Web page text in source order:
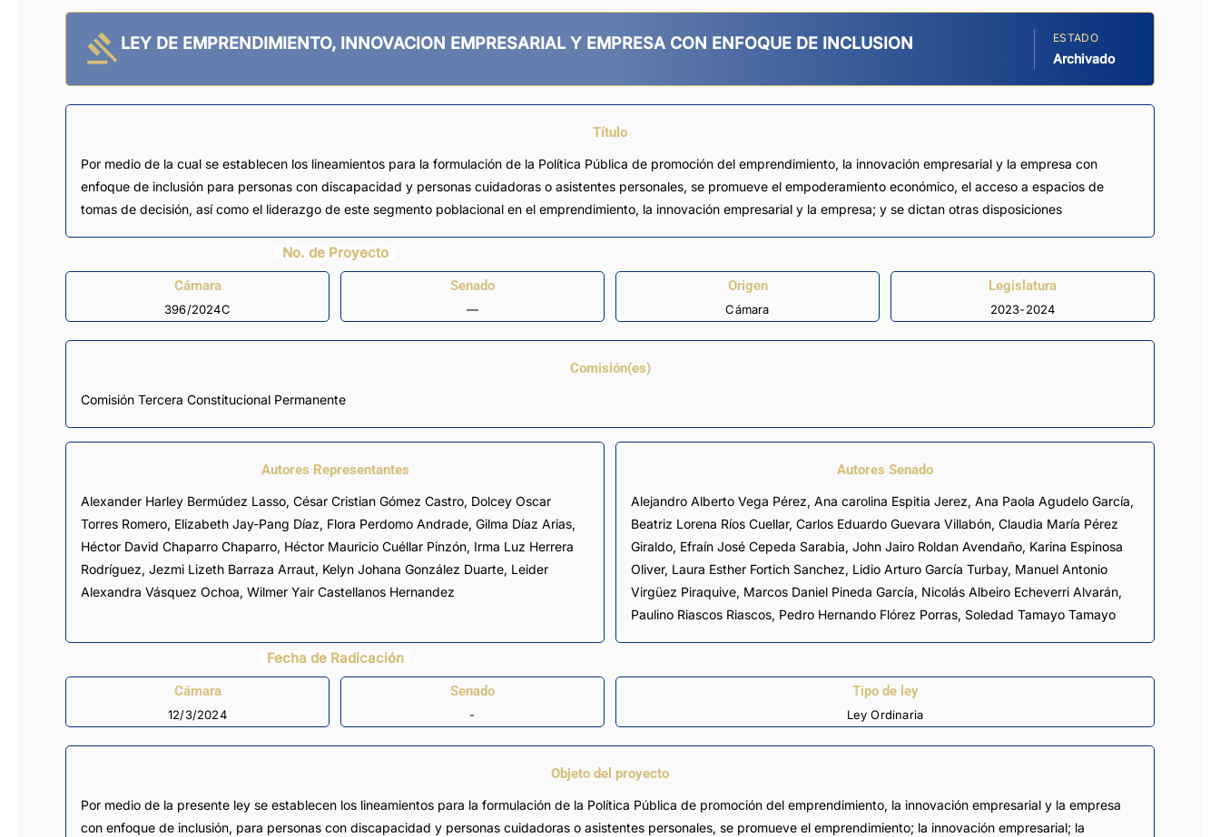
LEY DE EMPRENDIMIENTO, INNOVACION EMPRESARIAL Y EMPRESA CON ENFOQUE DE INCLUSION ESTADO
Archivado
Título
Por medio de la cual se establecen los lineamientos para la formulación de la Política Pública de promoción del emprendimiento, la innovación empresarial y la empresa con
enfoque de inclusión para personas con discapacidad y personas cuidadoras o asistentes personales, se promueve el empoderamiento económico, el acceso a espacios de
tomas de decisión, así como el liderazgo de este segmento poblacional en el emprendimiento, la innovación empresarial y la empresa; y se dictan otras disposiciones
No. de Proyecto
Cámara
396/2024C
Senado
—
Origen
Cámara
Legislatura
2023-2024
Comisión(es)
Comisión Tercera Constitucional Permanente
Autores Representantes
Alexander Harley Bermúdez Lasso, César Cristian Gómez Castro, Dolcey Oscar
Torres Romero, Elizabeth Jay-Pang Díaz, Flora Perdomo Andrade, Gilma Díaz Arias,
Héctor David Chaparro Chaparro, Héctor Mauricio Cuéllar Pinzón, Irma Luz Herrera
Rodríguez, Jezmi Lizeth Barraza Arraut, Kelyn Johana González Duarte, Leider
Alexandra Vásquez Ochoa, Wilmer Yair Castellanos Hernandez
Autores Senado
Alejandro Alberto Vega Pérez, Ana carolina Espitia Jerez, Ana Paola Agudelo García,
Beatriz Lorena Ríos Cuellar, Carlos Eduardo Guevara Villabón, Claudia María Pérez
Giraldo, Efraín José Cepeda Sarabia, John Jairo Roldan Avendaño, Karina Espinosa
Oliver, Laura Esther Fortich Sanchez, Lidio Arturo García Turbay, Manuel Antonio
Virgüez Piraquive, Marcos Daniel Pineda García, Nicolás Albeiro Echeverri Alvarán,
Paulino Riascos Riascos, Pedro Hernando Flórez Porras, Soledad Tamayo Tamayo
Fecha de Radicación
Cámara
12/3/2024
Senado
-
Tipo de ley
Ley Ordinaria
Objeto del proyecto
Por medio de la presente ley se establecen los lineamientos para la formulación de la Política Pública de promoción del emprendimiento, la innovación empresarial y la empresa
con enfoque de inclusión, para personas con discapacidad y personas cuidadoras o asistentes personales, se promueve el emprendimiento; la innovación empresarial; la